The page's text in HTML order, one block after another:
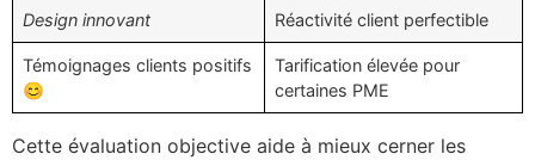
Design innovant Réactivité client perfectible
Témoignages clients positifs
😊
Tarification élevée pour
certaines PME
Cette évaluation objective aide à mieux cerner les